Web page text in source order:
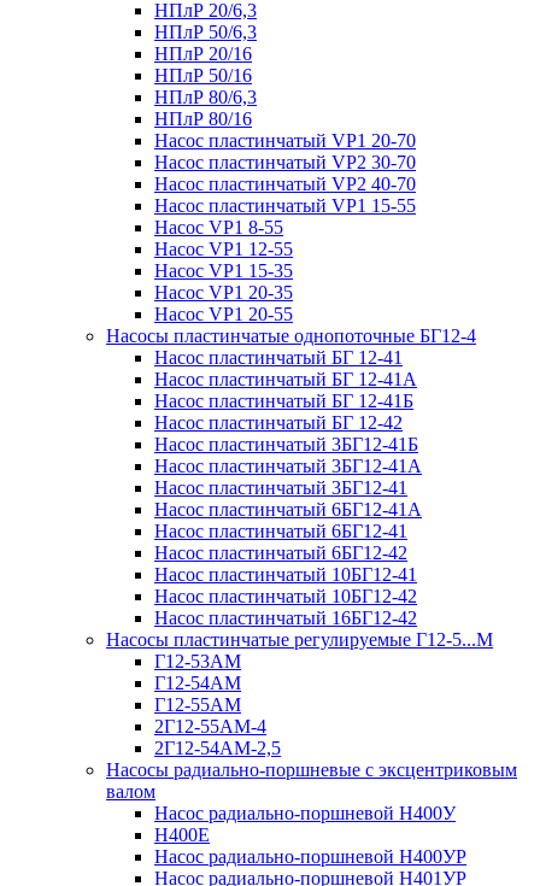
НПлР 20/6,3
НПлР 50/6,3
НПлР 20/16
НПлР 50/16
НПлР 80/6,3
НПлР 80/16
Насос пластинчатый VP1 20-70
Насос пластинчатый VP2 30-70
Насос пластинчатый VP2 40-70
Насос пластинчатый VP1 15-55
Насос VP1 8-55
Насос VP1 12-55
Насос VP1 15-35
Насос VP1 20-35
Насос VP1 20-55
Насосы пластинчатые однопоточные БГ12-4
Насос пластинчатый БГ 12-41
Насос пластинчатый БГ 12-41А
Насос пластинчатый БГ 12-41Б
Насос пластинчатый БГ 12-42
Насос пластинчатый 3БГ12-41Б
Насос пластинчатый 3БГ12-41А
Насос пластинчатый 3БГ12-41
Насос пластинчатый 6БГ12-41А
Насос пластинчатый 6БГ12-41
Насос пластинчатый 6БГ12-42
Насос пластинчатый 10БГ12-41
Насос пластинчатый 10БГ12-42
Насос пластинчатый 16БГ12-42
Насосы пластинчатые регулируемые Г12-5...М
Г12-53АМ
Г12-54АМ
Г12-55АМ
2Г12-55АМ-4
2Г12-54АМ-2,5
Насосы радиально-поршневые с эксцентриковым
валом
Насос радиально-поршневой Н400У
Н400Е
Насос радиально-поршневой Н400УР
Насос радиально-поршневой Н401УР